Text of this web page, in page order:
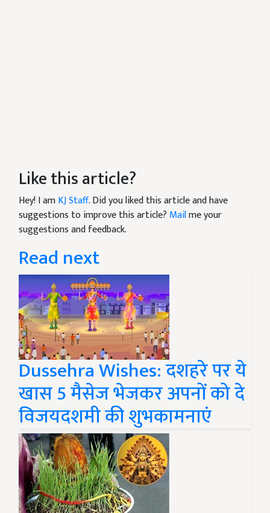
Like this article?
Hey! I amKJ Staff. Did you liked this article and have
suggestions to improve this article? Mailme your
suggestions and feedback.
Read next
Dussehra Wishes: दशहरे पर ये
खास 5 मैसेज भेजकर अपनों को दे
विजयदशमी की शुभकामनाएं